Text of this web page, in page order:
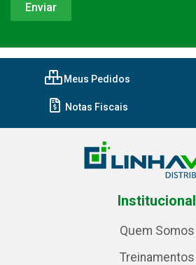
Meus Pedidos
Notas Fiscais
Institucional
Quem Somos
Treinamentos